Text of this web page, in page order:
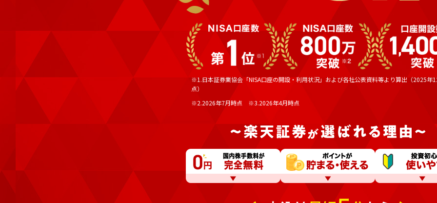
※1.日本証券業協会「NISA口座の開設・利用状況」および各社公表資料等より算出（2025年
点）
※2.2026年7月時点 ※3.2026年4月時点